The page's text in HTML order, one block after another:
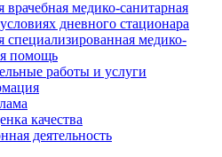
врачебная медико-санитарная
дневного стационара
специализированная медико-
помощь
работы и услуги
качества
деятельность